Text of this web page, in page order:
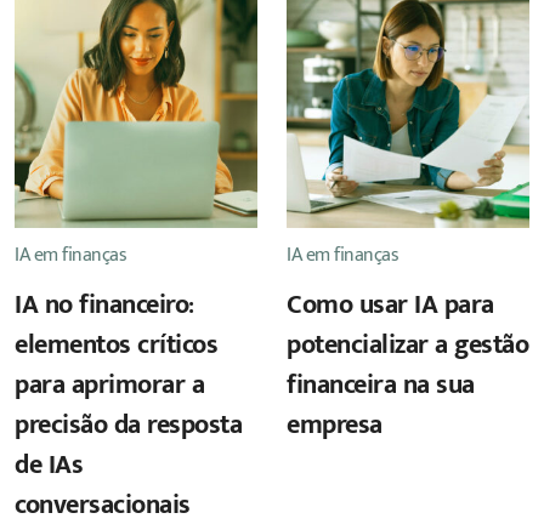
IA em finanças
IA no financeiro:
elementos críticos
para aprimorar a
precisão da resposta
de IAs
conversacionais
IA em finanças
Como usar IA para
potencializar a gestão
financeira na sua
empresa